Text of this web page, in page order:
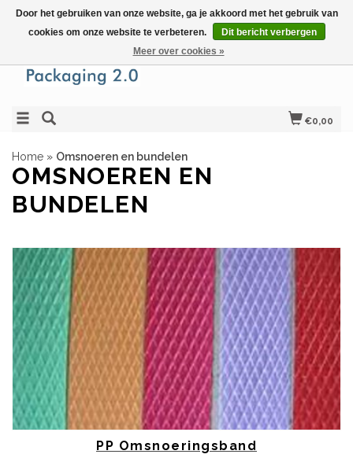
€0,00
Home » Omsnoeren en bundelen
OMSNOEREN EN
BUNDELEN
PP Omsnoeringsband
Door het gebruiken van onze website, ga je akkoord met het gebruik van
cookies om onze website te verbeteren.
Dit bericht verbergen
Meer over cookies »